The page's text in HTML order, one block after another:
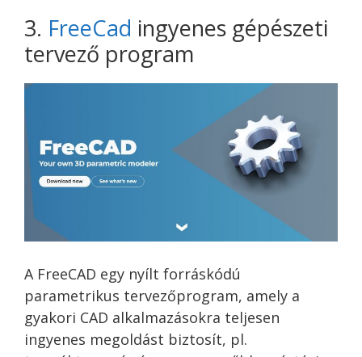
3. FreeCad ingyenes gépészeti
tervező program
A FreeCAD egy nyílt forráskódú
parametrikus tervezőprogram, amely a
gyakori CAD alkalmazásokra teljesen
ingyenes megoldást biztosít, pl.